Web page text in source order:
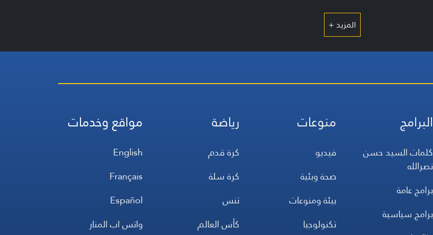
المزيد +
البرامج
كلمات السيد حسن
نصرالله
برامج عامة
برامج سياسية
منوعات
فيديو
صحة وبئية
بيئة ومنوعات
تكنولوجيا
رياضة
كرة قدم
كرة سلة
تنس
كأس العالم
مواقع وخدمات
English
Français
Español
واتس اب المنار